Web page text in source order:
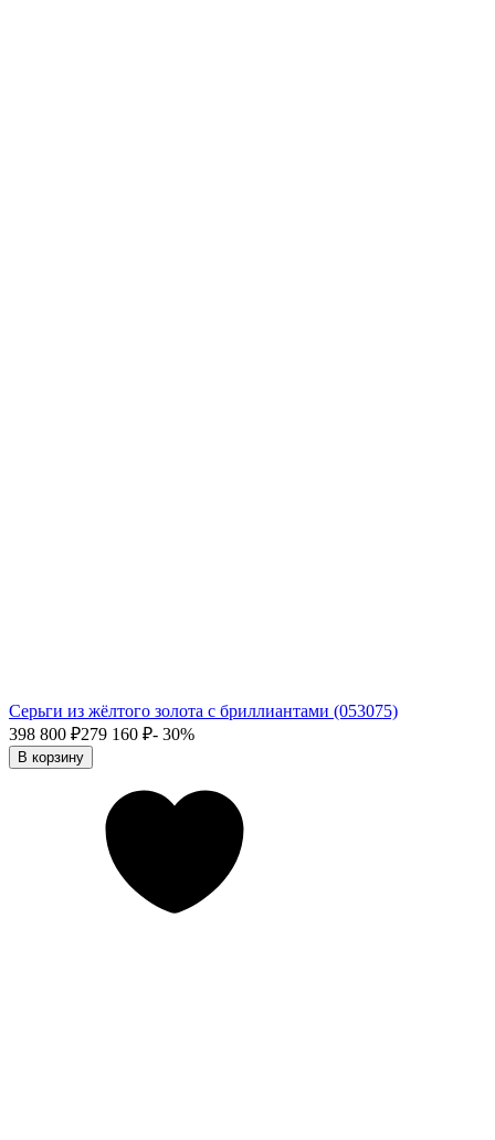
Серьги из жёлтого золота с бриллиантами (053075)
398 800 ₽279 160 ₽- 30%
В корзину